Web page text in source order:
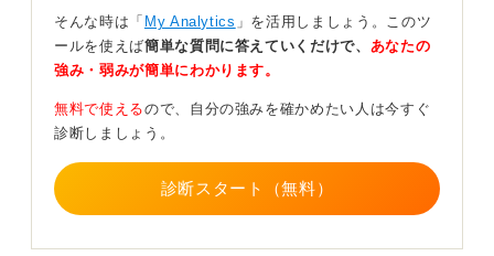
に臨めば失敗する可能性があります。
ここでいう失敗とは内定が取れないということだけでな
く、自分の希望とは異なる企業へ就職することも含みま
す。
なれる可能性も
そんな時は「 My Analytics 」を活用しましょう。このツ
ールを使えば簡単な質問に答えていくだけで、 あなたの
強み・弱みが簡単にわかります。
無料で使えるので、自分の強みを確かめたい人は今すぐ
診断しましょう。
診断スタート（無料）